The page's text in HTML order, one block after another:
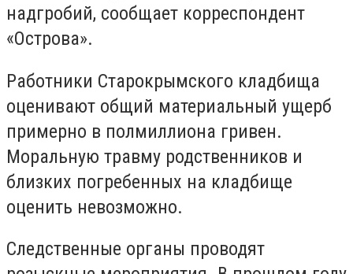
надгробий, сообщает корреспондент
«Острова».
Работники Старокрымского кладбища
оценивают общий материальный ущерб
примерно в полмиллиона гривен.
Моральную травму родственников и
близких погребенных на кладбище
оценить невозможно.
Следственные органы проводят